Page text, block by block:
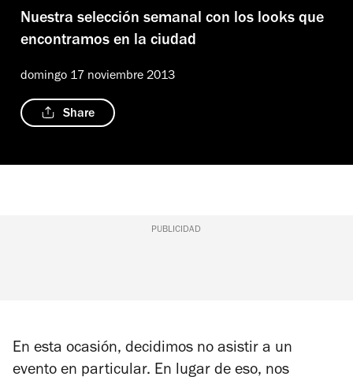
Nuestra selección semanal con los looks que
encontramos en la ciudad
domingo 17 noviembre 2013
Share
PUBLICIDAD
En esta ocasión, decidimos no asistir a un
evento en particular. En lugar de eso, nos